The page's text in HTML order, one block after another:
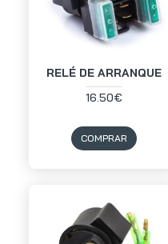
RELÉ DE ARRANQUE
16.50€
COMPRAR